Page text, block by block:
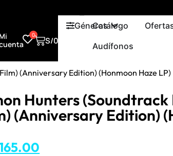
Mi
0
S/0.00
GénerosCatálogo
Audífonos
(Anniversary Edition) (Honmoon Haze LP)
Hunters
(Anniversary Edition)